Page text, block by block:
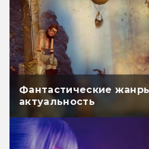
Фантастические
актуальность